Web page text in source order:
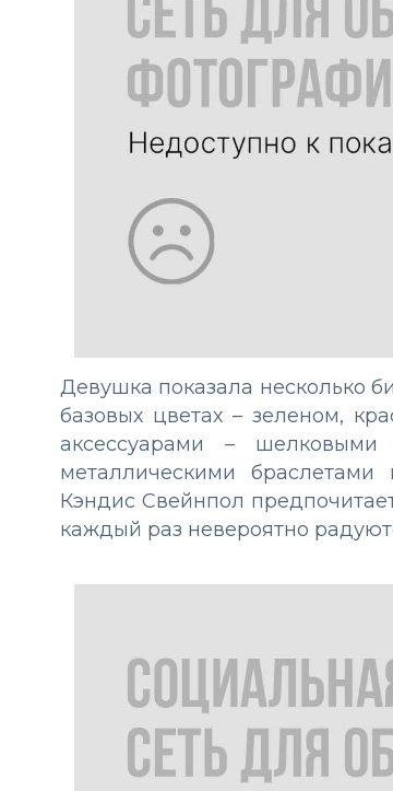
Девушка показала несколько
базовых цветах – зеленом,
аксессуарами –
металлическими
Кэндис Свейнпол
каждый раз невероятно